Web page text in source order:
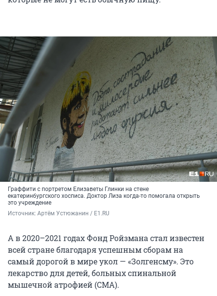
Граффити с портретом Елизаветы Глинки на стене
екатеринбургского хосписа. Доктор Лиза когда-то помогала открыть
это учреждение
Источник: Артём Устюжанин / E1.RU
А в 2020–2021 годах Фонд Ройзмана стал известен
всей стране благодаря успешным сборам на
самый дорогой в мире укол — «Золгенсму». Это
лекарство для детей, больных спинальной
мышечной атрофией (СМА).